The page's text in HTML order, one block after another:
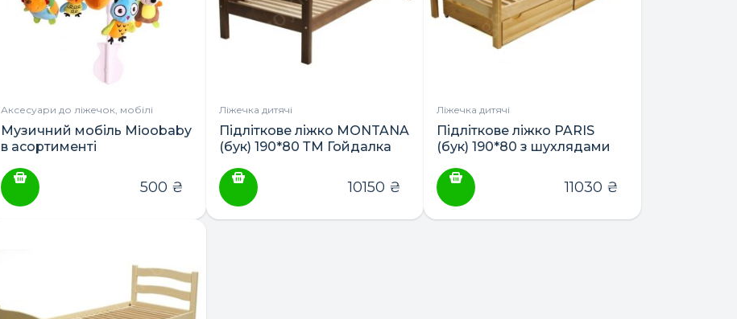
Аксесуари до ліжечок, мобілі
Музичний мобіль Mioobaby
в асортименті
500 ₴
Ліжечка дитячі
Підліткове ліжко MONTANA
(бук) 190*80 ТМ Гойдалка
10150 ₴
Ліжечка дитячі
Підліткове ліжко PARIS
(бук) 190*80 з шухлядами
11030 ₴